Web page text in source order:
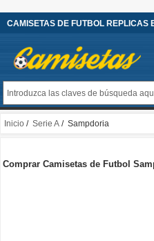
CAMISETAS DE FUTBOL REPLICAS
Inicio / Serie A / Sampdoria
Comprar Camisetas de Futbol